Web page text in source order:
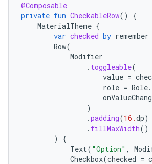
@Composable
private fun CheckableRow()
{
MaterialTheme {
var checked by remember
Row(
Modifier
. toggleable(
value =
role = Role.
)
.padding(16.dp)
. fillMaxWidth()
)
{
Text( "Option" ,
Checkbox(checked =